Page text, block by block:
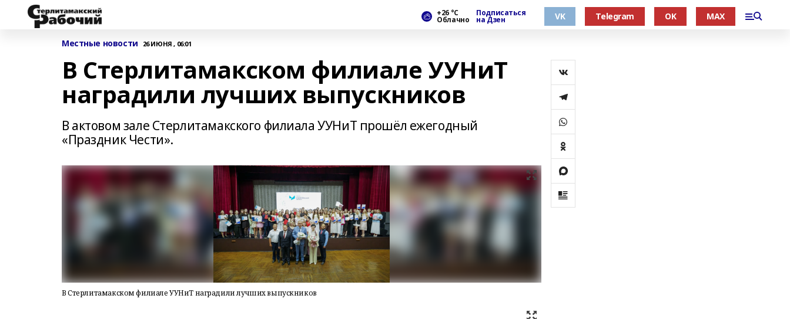
+26 °С
Облачно
Подписаться
на Дзен VK Telegram OK MAX
Местные новости 26 ИЮНЯ , 06:01
В Стерлитамакском филиале УУНиТ
наградили лучших выпускников
В актовом зале Стерлитамакского филиала УУНиТ прошёл ежегодный
«Праздник Чести».
В Стерлитамакском филиале УУНиТ наградили лучших выпускников